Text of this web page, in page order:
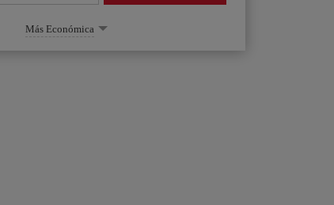
Más Económica